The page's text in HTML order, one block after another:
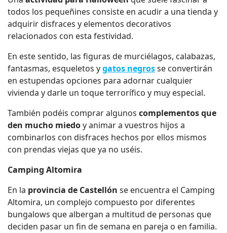
todos los pequeñines consiste en acudir a una tienda y
adquirir disfraces y elementos decorativos
relacionados con esta festividad.
En este sentido, las figuras de murciélagos, calabazas,
fantasmas, esqueletos ygatos negrosse convertirán
en estupendas opciones para adornar cualquier
vivienda y darle un toque terrorífico y muy especial.
También podéis comprar algunos complementos que
den mucho miedoy animar a vuestros hijos a
combinarlos con disfraces hechos por ellos mismos
con prendas viejas que ya no uséis.
Camping Altomira
En la provincia de Castellón se encuentra el Camping
Altomira, un complejo compuesto por diferentes
bungalows que albergan a multitud de personas que
deciden pasar un fin de semana en pareja o en familia.